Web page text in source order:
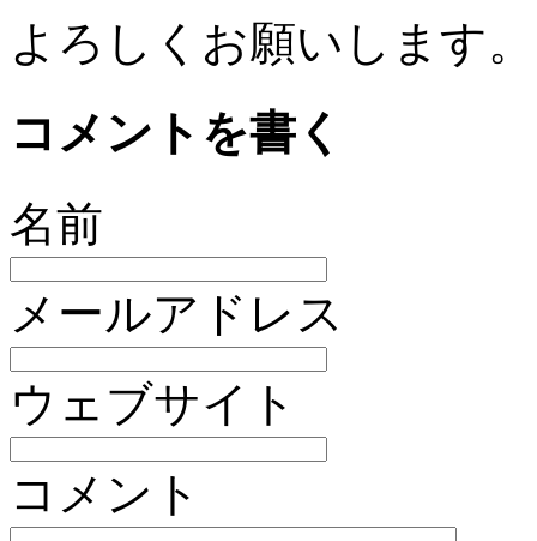
よろしくお願いします。
コメントを書く
名前
メールアドレス
ウェブサイト
コメント